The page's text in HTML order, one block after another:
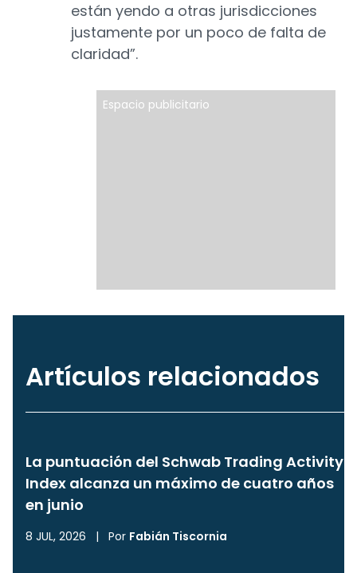
están yendo a otras jurisdicciones
justamente por un poco de falta de
claridad”.
Espacio publicitario
Artículos relacionados
La puntuación del Schwab Trading Activity
Index alcanza un máximo de cuatro años
en junio
8 JUL, 2026 | Por Fabián Tiscornia